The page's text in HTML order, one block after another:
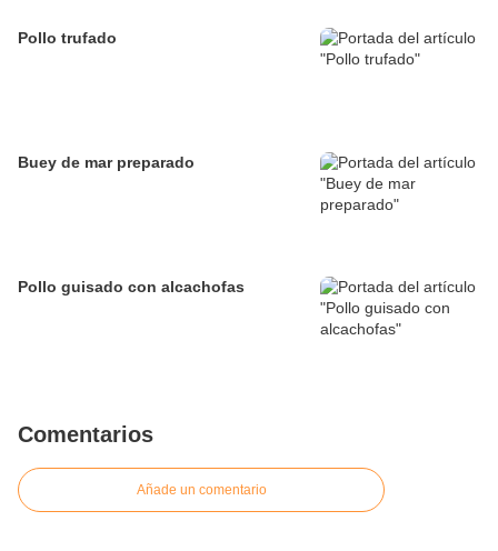
Pollo trufado
Buey de mar preparado
Pollo guisado con alcachofas
Comentarios
Añade un comentario